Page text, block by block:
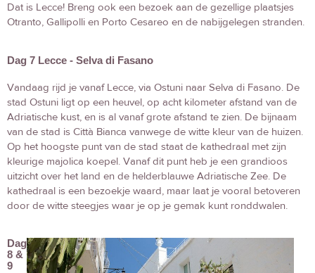
Dat is Lecce! Breng ook een bezoek aan de gezellige plaatsjes
Otranto, Gallipolli en Porto Cesareo en de nabijgelegen stranden.
Dag 7 Lecce - Selva di Fasano
Vandaag rijd je vanaf Lecce, via Ostuni naar Selva di Fasano. De
stad Ostuni ligt op een heuvel, op acht kilometer afstand van de
Adriatische kust, en is al vanaf grote afstand te zien. De bijnaam
van de stad is Città Bianca vanwege de witte kleur van de huizen.
Op het hoogste punt van de stad staat de kathedraal met zijn
kleurige majolica koepel. Vanaf dit punt heb je een grandioos
uitzicht over het land en de helderblauwe Adriatische Zee. De
kathedraal is een bezoekje waard, maar laat je vooral betoveren
door de witte steegjes waar je op je gemak kunt ronddwalen.
Dag
8 &
9